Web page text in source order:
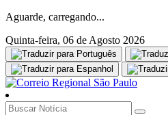
Aguarde, carregando...
Quinta-feira, 06 de Agosto 2026